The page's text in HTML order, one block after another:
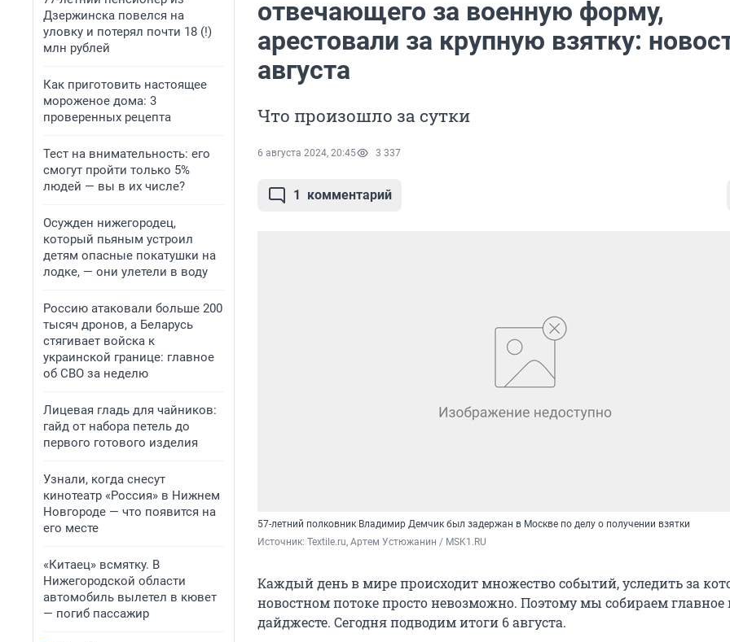
Дзержинска повелся на
уловку и потерял почти 18 (!)
млн рублей
Как приготовить настоящее
мороженое дома: 3
проверенных рецепта
Тест на внимательность: его
смогут пройти только 5%
людей — вы в их числе?
Осужден нижегородец,
который пьяным устроил
детям опасные покатушки на
лодке, — они улетели в воду
Россию атаковали больше 200
тысяч дронов, а Беларусь
стягивает войска к
украинской границе: главное
об СВО за неделю
Лицевая гладь для чайников:
гайд от набора петель до
первого готового изделия
Узнали, когда снесут
кинотеатр «Россия» в Нижнем
Новгороде — что появится на
его месте
«Китаец» всмятку. В
Нижегородской области
автомобиль вылетел в кювет
— погиб пассажир
отвечающего за военную форму,
арестовали за крупную взятку:
августа
Что произошло за сутки
6 августа 2024, 20:45 3 337
1 комментарий
57-летний полковник Владимир Демчик был задержан в Москве по делу о получении взятки
Источник: Textile.ru, Артем Устюжанин / MSK1.RU
Каждый день в мире происходит множество событий, уследить за
новостном потоке просто невозможно. Поэтому мы собираем главное
дайджесте. Сегодня подводим итоги 6 августа.